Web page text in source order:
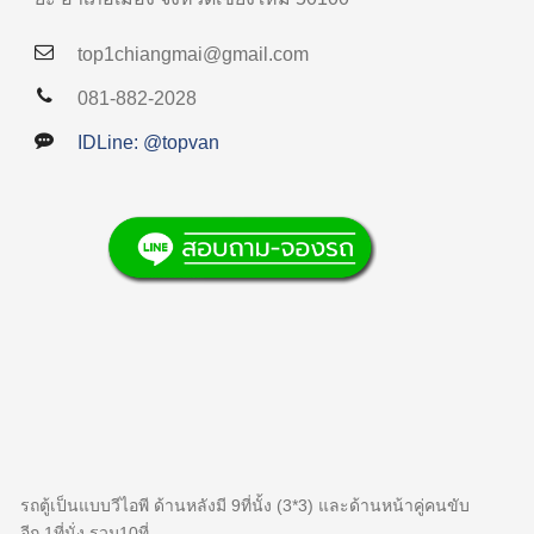
top1chiangmai@gmail.com
081-882-2028
IDLine: @topvan
รถตู้เป็นแบบวีไอพี ด้านหลังมี 9ที่นั้ง (3*3) และด้านหน้าคู่คนขับ